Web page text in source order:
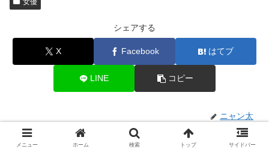
女優
シェアする
X Facebook はてブ
LINE コピー
ニャン太
メニュー ホーム 検索 トップ サイドバー